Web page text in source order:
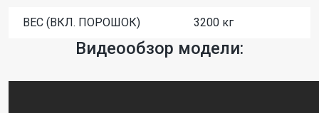
ВЕС (ВКЛ. ПОРОШОК) 3200 кг
Видеообзор модели: